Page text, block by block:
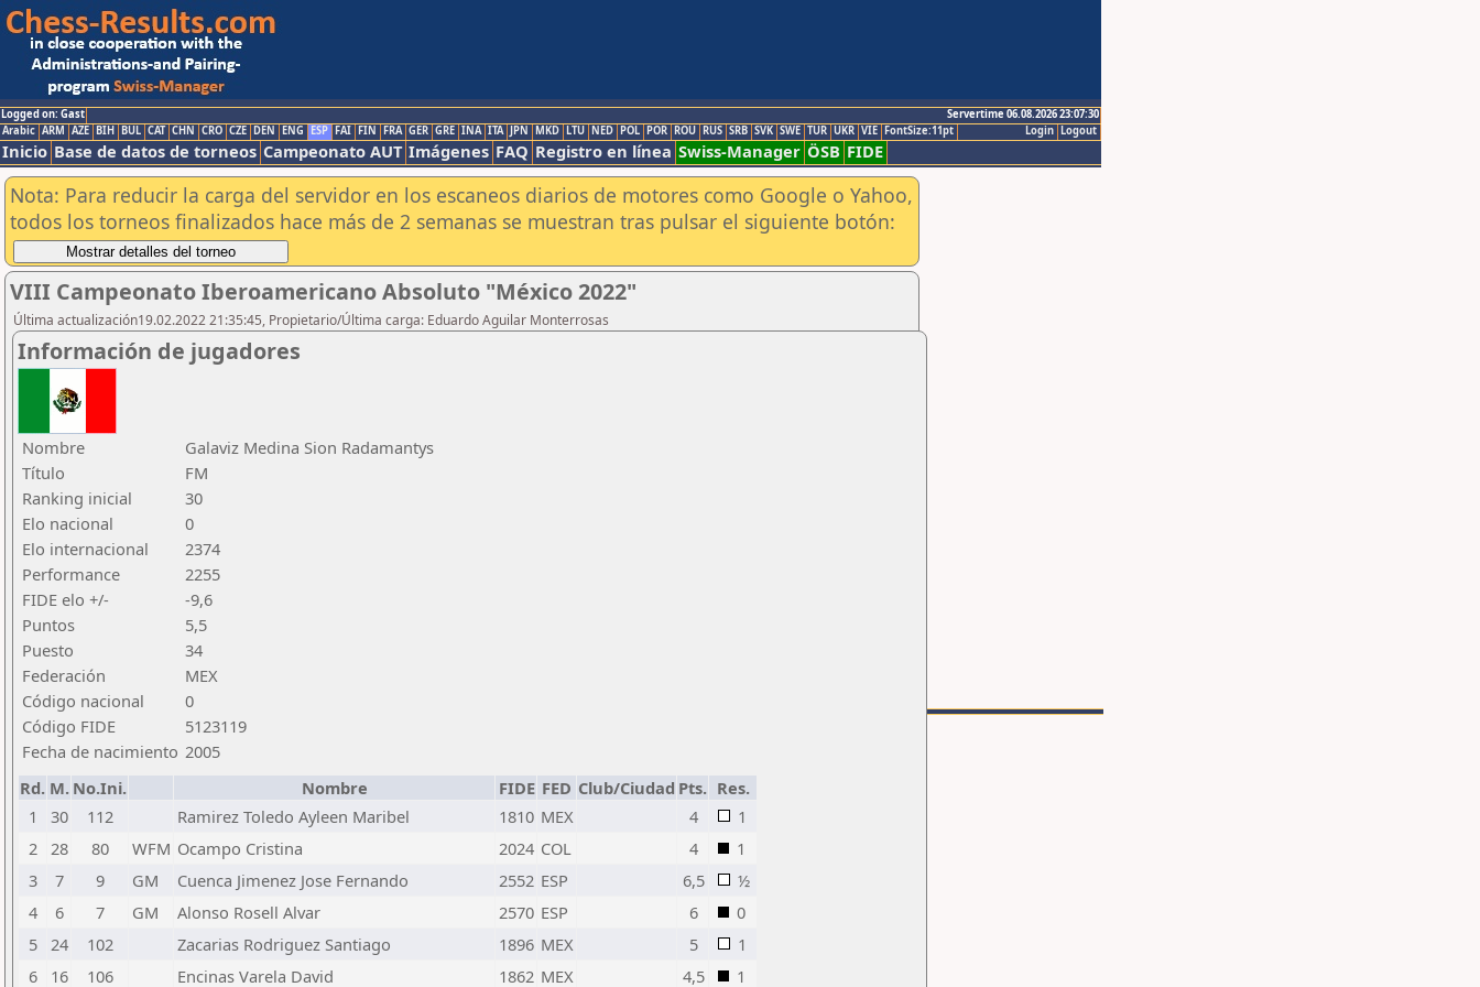
Logged on: Gast
Servertime 06.08.2026 23:07:30
Logout
Login
Arabic ARM AZE BIH BUL CAT CHN CRO CZE DEN ENG ESP FAI FIN FRA GER GRE INA ITA JPN MKD LTU NED POL POR ROU RUS SRB SVK SWE TUR UKR VIE FontSize:11pt
Inicio Base de datos de torneos Campeonato AUT Imágenes FAQ Registro en línea Swiss-Manager ÖSB FIDE
Nota: Para reducir la carga del servidor en los escaneos diarios de motores como Google o Yahoo,
todos los torneos finalizados hace más de 2 semanas se muestran tras pulsar el siguiente botón:
VIII Campeonato Iberoamericano Absoluto "México 2022"
Última actualización19.02.2022 21:35:45, Propietario/Última carga: Eduardo Aguilar Monterrosas
Información de jugadores
Nombre
Galaviz Medina Sion Radamantys
Título
FM
Ranking inicial
30
Elo nacional
0
Elo internacional
2374
Performance
2255
FIDE elo +/-
-9,6
Puntos
5,5
Puesto
34
Federación
MEX
Código nacional
0
Código FIDE
5123119
Fecha de nacimiento 2005
Rd. M. No.Ini. Nombre FIDE FED Club/Ciudad Pts. Res.
1
30 112 Ramirez Toledo Ayleen Maribel 1810 MEX 4
1
2 28 80 WFM Ocampo Cristina 2024 COL 4
1
3
7 9 GM Cuenca Jimenez Jose Fernando 2552 ESP 6,5
½
4
6 7 GM Alonso Rosell Alvar 2570 ESP 6
0
5 24 102 Zacarias Rodriguez Santiago 1896 MEX 5
1
6
16 106 Encinas Varela David 1862 MEX 4,5 1